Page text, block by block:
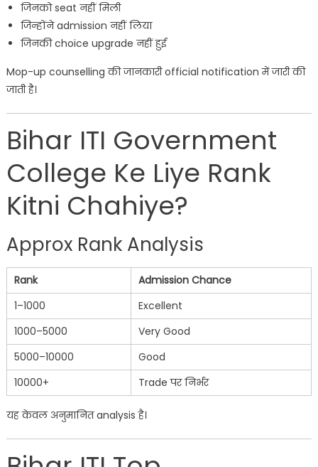
जिनको seat नहीं मिली
जिन्होंने admission नहीं लिया
जिनकी choice upgrade नहीं हुई
Mop-up counselling की जानकारी official notification में जारी की
जाती है।
Bihar ITI Government
College Ke Liye Rank
Kitni Chahiye?
Approx Rank Analysis
Rank
Admission Chance
1–1000
Excellent
1000–5000
Very Good
5000–10000
Good
10000+
Trade पर निर्भर
यह केवल अनुमानित analysis है।